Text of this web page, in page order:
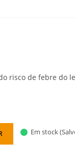
risco de febre do
Em stock